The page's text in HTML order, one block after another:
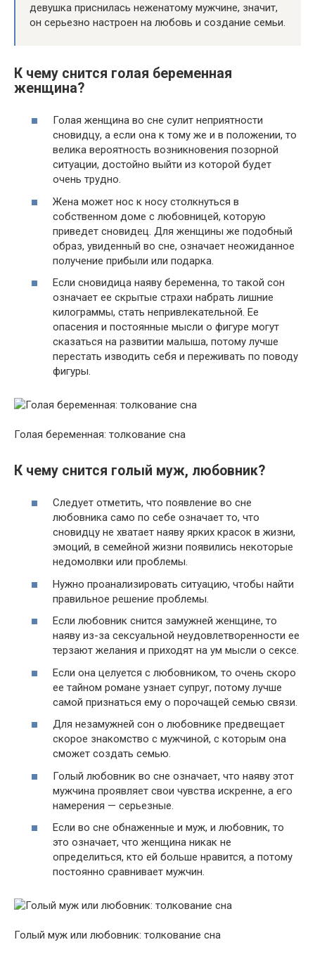
девушка приснилась неженатому мужчине, значит,
он серьезно настроен на любовь и создание семьи.
К чему снится голая беременная
женщина?
Голая женщина во сне сулит неприятности
сновидцу, а если она к тому же и в положении, то
велика вероятность возникновения позорной
ситуации, достойно выйти из которой будет
очень трудно.
Жена может нос к носу столкнуться в
собственном доме с любовницей, которую
приведет сновидец. Для женщины же подобный
образ, увиденный во сне, означает неожиданное
получение прибыли или подарка.
Если сновидица наяву беременна, то такой сон
означает ее скрытые страхи набрать лишние
килограммы, стать непривлекательной. Ее
опасения и постоянные мысли о фигуре могут
сказаться на развитии малыша, потому лучше
перестать изводить себя и переживать по поводу
фигуры.
Голая беременная: толкование сна
К чему снится голый муж, любовник?
Следует отметить, что появление во сне
любовника само по себе означает то, что
сновидцу не хватает наяву ярких красок в жизни,
эмоций, в семейной жизни появились некоторые
недомолвки или проблемы.
Нужно проанализировать ситуацию, чтобы найти
правильное решение проблемы.
Если любовник снится замужней женщине, то
наяву из-за сексуальной неудовлетворенности ее
терзают желания и приходят на ум мысли о сексе.
Если она целуется с любовником, то очень скоро
ее тайном романе узнает супруг, потому лучше
самой признаться ему о порочащей семью связи.
Для незамужней сон о любовнике предвещает
скорое знакомство с мужчиной, с которым она
сможет создать семью.
Голый любовник во сне означает, что наяву этот
мужчина проявляет свои чувства искренне, а его
намерения — серьезные.
Если во сне обнаженные и муж, и любовник, то
это означает, что женщина никак не
определиться, кто ей больше нравится, а потому
постоянно сравнивает мужчин.
Голый муж или любовник: толкование сна